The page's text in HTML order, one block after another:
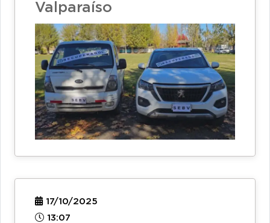
Valparaíso
17/10/2025
13:07